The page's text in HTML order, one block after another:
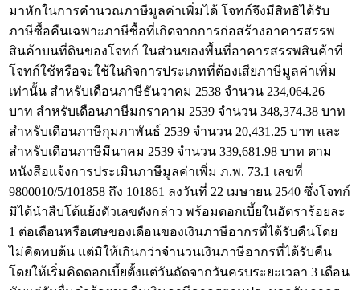
มาหักในการคำนวณภาษีมูลค่าเพิ่มได้ โจทก์จึงมีสิทธิได้รับ
ภาษีซื้อคืนเฉพาะภาษีซื้อที่เกิดจากการก่อสร้างอาคารสรรพ
สินค้าบนที่ดินของโจทก์ ในส่วนของพื้นที่อาคารสรรพสินค้าที่
โจทก์ใช้หรือจะใช้ในกิจการประเภทที่ต้องเสียภาษีมูลค่าเพิ่ม
เท่านั้น สำหรับเดือนภาษีธันวาคม 2538 จำนวน 234,064.26
บาท สำหรับเดือนภาษีมกราคาม 2539 จำนวน 348,374.38 บาท
สำหรับเดือนภาษีกุมภาพันธ์ 2539 จำนวน 20,431.25 บาท และ
สำหรับเดือนภาษีมีนาคม 2539 จำนวน 339,681.98 บาท ตาม
หนังสือแจ้งการประเมินภาษีมูลค่าเพิ่ม ภ.พ. 73.1 เลขที่
9800010/5/101858 ถึง 101861 ลงวันที่ 22 เมษายน 2540 ซึ่งโจทก์
มิได้นำสืบโต้แย้งตัวเลขดังกล่าว พร้อมดอกเบี้ยในอัตราร้อยละ
1 ต่อเดือนหรือเศษของเดือนของเงินภาษีอากรที่ได้รับคืนโดย
ไม่คิดทบต้น แต่มิให้เกินกว่าจำนวนเงินภาษีอากรที่ได้รับคืน
โดยให้เริ่มคิดดอกเบี้ยตั้งแต่วันถัดจากวันครบระยะเวลา 3 เดือน